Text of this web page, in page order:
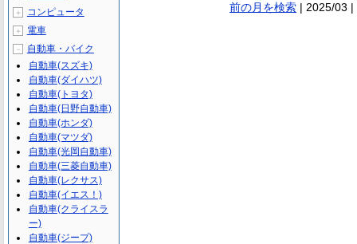
前の月を検索| 2025/03 |
＋ コンピュータ
＋ 電車
－
自動車・バイク
自動車(スズキ)
自動車(ダイハツ)
自動車(トヨタ)
自動車(日野自動車)
自動車(ホンダ)
自動車(マツダ)
自動車(光岡自動車)
自動車(三菱自動車)
自動車(レクサス)
自動車(イエス！)
自動車(クライスラ
ー)
自動車(ジープ)